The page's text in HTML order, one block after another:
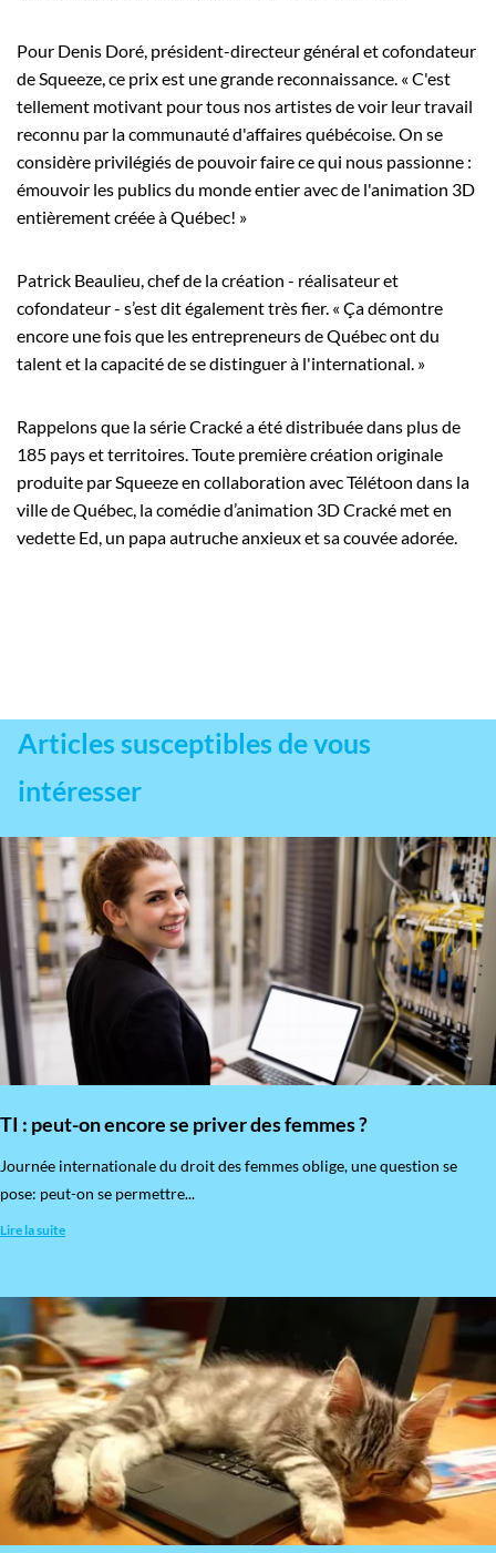
Pour Denis Doré, président-directeur général et cofondateur
de Squeeze, ce prix est une grande reconnaissance. « C'est
tellement motivant pour tous nos artistes de voir leur travail
reconnu par la communauté d'affaires québécoise. On se
considère privilégiés de pouvoir faire ce qui nous passionne :
émouvoir les publics du monde entier avec de l'animation 3D
entièrement créée à Québec! »
Patrick Beaulieu, chef de la création - réalisateur et
cofondateur - s’est dit également très fier. « Ça démontre
encore une fois que les entrepreneurs de Québec ont du
talent et la capacité de se distinguer à l'international. »
Rappelons que la série Cracké a été distribuée dans plus de
185 pays et territoires. Toute première création originale
produite par Squeeze en collaboration avec Télétoon dans la
ville de Québec, la comédie d’animation 3D Cracké met en
vedette Ed, un papa autruche anxieux et sa couvée adorée.
Articles susceptibles de vous
intéresser
TI : peut-on encore se priver des femmes ?
​Journée internationale du droit des femmes oblige, une question se
pose: peut-on se permettre...
Lire la suite